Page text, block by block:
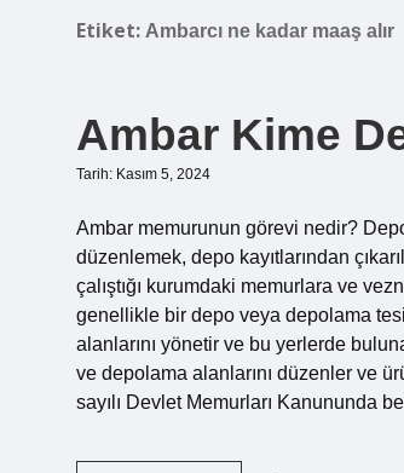
Etiket: Ambarcı ne kadar maaş alır
Ambar Kime
Tarih: Kasım 5, 2024
Ambar memurunun görevi nedir?
düzenlemek, depo kayıtlarından
çalıştığı kurumdaki memurlara ve
genellikle bir depo veya depolama
alanlarını yönetir ve bu yerlerde
ve depolama alanlarını düzenler ve
sayılı Devlet Memurları Kanununda